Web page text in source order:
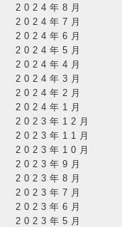
2024年8月
2024年7月
2024年6月
2024年5月
2024年4月
2024年3月
2024年2月
2024年1月
2023年12月
2023年11月
2023年10月
2023年9月
2023年8月
2023年7月
2023年6月
2023年5月